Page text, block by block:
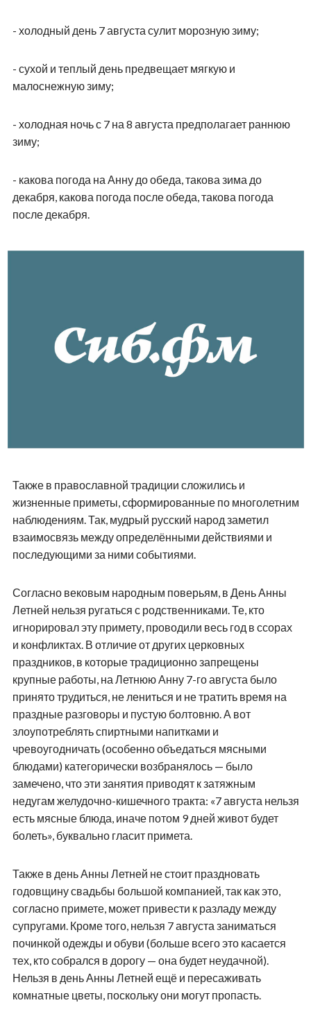
- холодный день 7 августа сулит морозную зиму;
- сухой и теплый день предвещает мягкую и
малоснежную зиму;
- холодная ночь с 7 на 8 августа предполагает раннюю
зиму;
- какова погода на Анну до обеда, такова зима до
декабря, какова погода после обеда, такова погода
после декабря.
Также в православной традиции сложились и
жизненные приметы, сформированные по многолетним
наблюдениям. Так, мудрый русский народ заметил
взаимосвязь между определёнными действиями и
последующими за ними событиями.
Согласно вековым народным поверьям, в День Анны
Летней нельзя ругаться с родственниками. Те, кто
игнорировал эту примету, проводили весь год в ссорах
и конфликтах. В отличие от других церковных
праздников, в которые традиционно запрещены
крупные работы, на Летнюю Анну 7-го августа было
принято трудиться, не лениться и не тратить время на
праздные разговоры и пустую болтовню. А вот
злоупотреблять спиртными напитками и
чревоугодничать (особенно объедаться мясными
блюдами) категорически возбранялось — было
замечено, что эти занятия приводят к затяжным
недугам желудочно-кишечного тракта: «7 августа нельзя
есть мясные блюда, иначе потом 9 дней живот будет
болеть», буквально гласит примета.
Также в день Анны Летней не стоит праздновать
годовщину свадьбы большой компанией, так как это,
согласно примете, может привести к разладу между
супругами. Кроме того, нельзя 7 августа заниматься
починкой одежды и обуви (больше всего это касается
тех, кто собрался в дорогу — она будет неудачной).
Нельзя в день Анны Летней ещё и пересаживать
комнатные цветы, поскольку они могут пропасть.